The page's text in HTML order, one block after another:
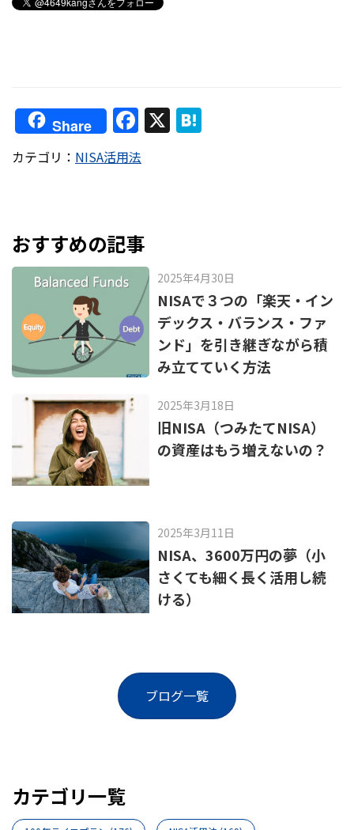
Share F
a
c
o
o
k
X
カテゴリ： NISA活用法
おすすめの記事
2025年4月30日
NISAで３つの「楽天・イン
デックス・バランス・ファ
ンド」を引き継ぎながら積
み立てていく方法
2025年3月18日
旧NISA（つみたてNISA）
の資産はもう増えないの？
2025年3月11日
NISA、3600万円の夢（小
さくても細く長く活用し続
ける）
ブログ一覧
カテゴリ一覧